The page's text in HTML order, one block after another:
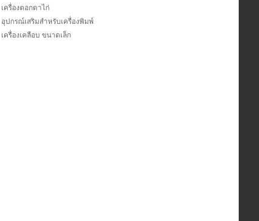
เครื่องตอกตาไก่
อุปกรณ์เสริมสำหรับเครื่องพิมพ์
เครื่องเคลือบ ขนาดเล็ก